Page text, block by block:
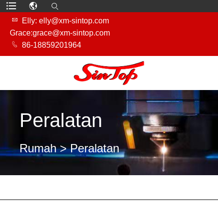

Elly: elly@xm-sintop.com
Grace:grace@xm-sintop.com
 86-18859201964
Peralatan
Rumah> Peralatan